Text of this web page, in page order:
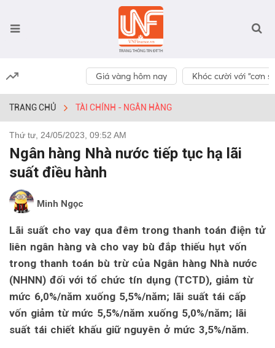
Giá vàng hôm nay Khóc cười với “cơn
TRANG CHỦ TÀI CHÍNH - NGÂN HÀNG
Thứ tư, 24/05/2023, 09:52 AM
Ngân hàng Nhà nước tiếp tục hạ lãi
suất điều hành
Minh Ngọc
Lãi suất cho vay qua đêm trong thanh toán điện tử
liên ngân hàng và cho vay bù đắp thiếu hụt vốn
trong thanh toán bù trừ của Ngân hàng Nhà nước
(NHNN) đối với tổ chức tín dụng (TCTD), giảm từ
mức 6,0%/năm xuống 5,5%/năm; lãi suất tái cấp
vốn giảm từ mức 5,5%/năm xuống 5,0%/năm; lãi
suất tái chiết khấu giữ nguyên ở mức 3,5%/năm.